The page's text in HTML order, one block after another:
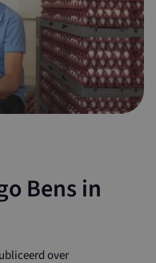
Bens in
over